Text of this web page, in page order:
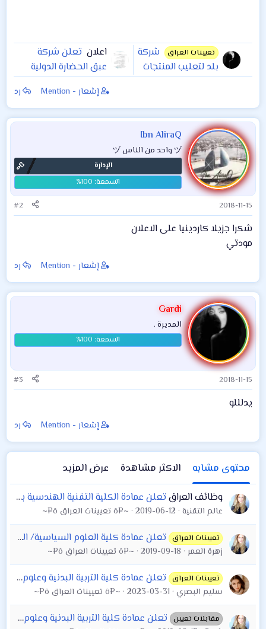
تعيينات العراق
شركة
بلد لتعليب المنتجات
الغذائية في
الى الوظائف التالية
اعلان تعلن شركة
عبق الحضارة الدولية
في بغداد عن حاجتها
الى محاسب
إشعار - Mention رد
Ibn AliraQ
ヅ واحد من الناس ヅ
الإدارة
2018-11-15
#2
شكرا جزيلا كاردينيا على الاعلان
مودتي
إشعار - Mention رد
Gardi
المديرة .
2018-11-15
#3
يدلللو
إشعار - Mention رد
محتوى مشابه الاكثر مشاهدة
عرض المزيد
وظائف العراق تعلن عمادة الكلية التقنية الهندسية بغداد عن حاجتها الاختصاصات المدرجة ادناه ومن حملة (الماجستير والدكتواره
عالم التقنية 2019-06-12 ~¤ô تعيينات العراق ô¤~
تعيينات العراق تعلن عمادة كلية العلوم السياسية/ الجامعة المستنصرية عن فتح فرص العمل بصفة محاضر لحملة شهادة الماجستير والدكتوراه تخصص علوم
زهرة العمر 2019-09-18 ~¤ô تعيينات العراق ô¤~
تعيينات العراق تعلن عمادة كلية التربية البدنية وعلوم الرياضة جامعة القادسية اسماء المرشحين للتعيين بصفة عقد في الدراسة المسائية للعام الدراسي 2019-2020 ممن حصلوا على
سليم البصري 2023-03-31 ~¤ô تعيينات العراق ô¤~
مقابلات تعيين تعلن عمادة كلية التربية البدنية وعلوم الرياضة / جامعة القادسية عن موعد مقابلة المتقدمين للعمل بوظيفة عقد في الدراسة